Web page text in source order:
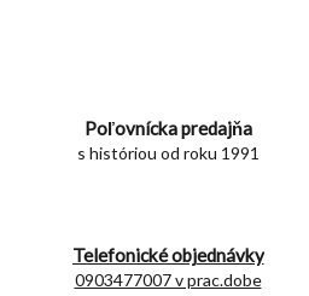
Poľovnícka predajňa
s históriou od roku 1991
Telefonické objednávky
0903477007 v prac.dobe